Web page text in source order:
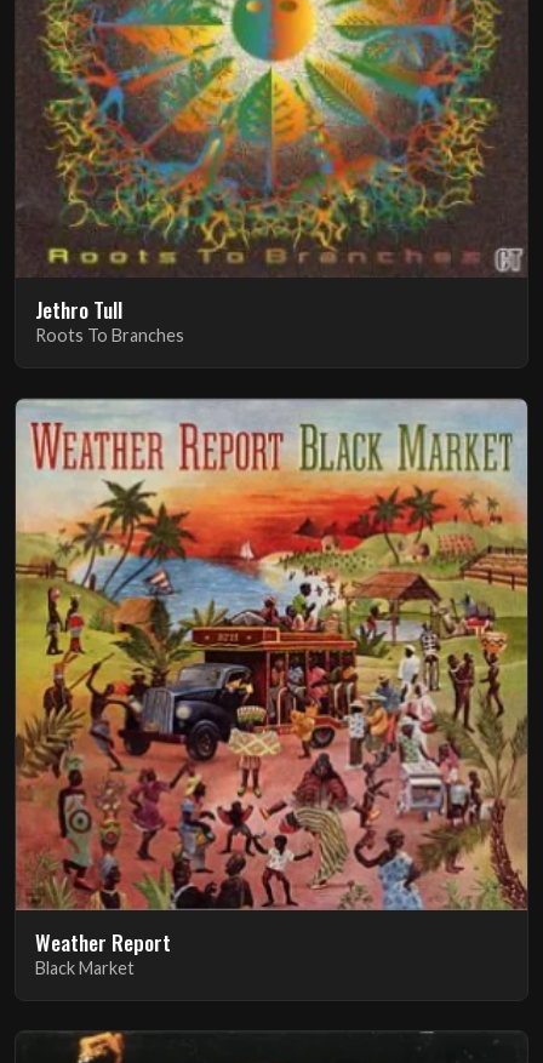
Jethro Tull
Roots To Branches
Weather Report
Black Market